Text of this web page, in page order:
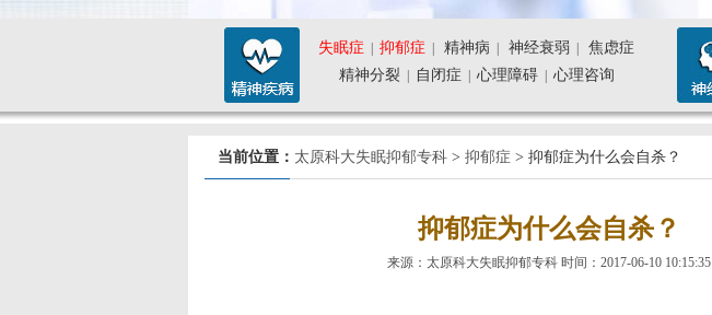
失眠症 抑郁症 精神病 神经衰弱
焦虑症
精神分裂
自闭症 心理障碍 心理咨询
当前位置： 太原科大失眠抑郁专科 > 抑郁症 > 抑郁症为什么会自杀？
抑郁症为什么会自杀？
来源：太原科大失眠抑郁专科 时间：2017-06-10 10:15:35